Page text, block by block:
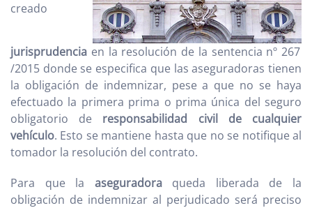
creado
jurisprudencia en la resolución de la sentencia nº 267
/2015 donde se especifica que las aseguradoras tienen
la obligación de indemnizar, pese a que no se haya
efectuado la primera prima o prima única del seguro
obligatorio de responsabilidad civil de cualquier
vehículo. Esto se mantiene hasta que no se notifique al
tomador la resolución del contrato.
Para que la aseguradoraqueda liberada de la
obligación de indemnizar al perjudicado será preciso